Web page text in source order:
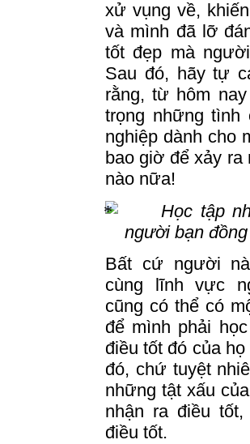
xử vụng về,
và mình đã lỡ
tốt đẹp mà
Sau đó, hãy tự
rằng, từ hôm
trọng những tình
nghiệp dành cho
bao giờ để xảy
nào nữa!
Học tập
người bạn
Bất cứ người
cùng lĩnh vực
cũng có thể có
để mình phải
điều tốt đó của
đó, chứ tuyệt
những tật xấu
nhận ra điều
điều tốt.